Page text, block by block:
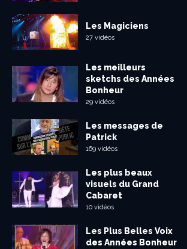
Les Magiciens
27 vidéos
Les meilleurs
sketchs des Années
Bonheur
29 vidéos
Les messages de
Patrick
169 vidéos
Les plus beaux
visuels du Grand
Cabaret
10 vidéos
Les Plus Belles Voix
des Années Bonheur